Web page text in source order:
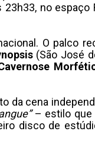
no espaço
O palco
(São José
da cena
– estilo que
disco de